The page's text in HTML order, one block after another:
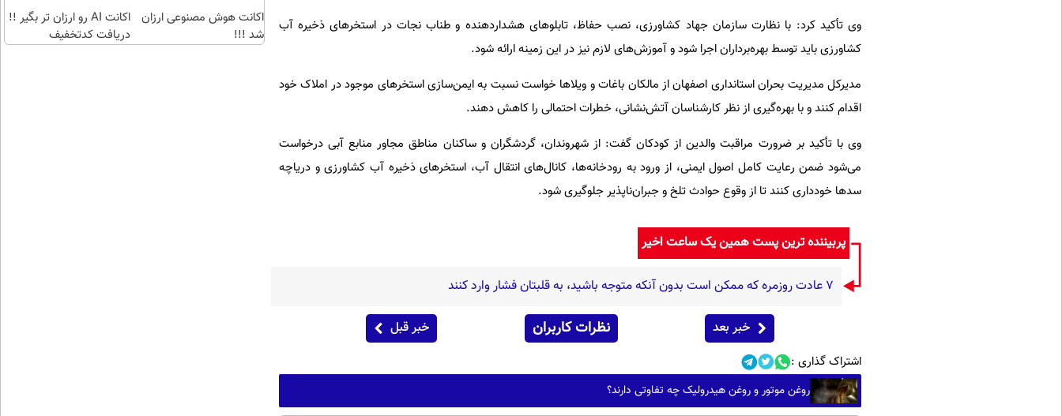
وی تأکید کرد: با نظارت سازمان جهاد کشاورزی، نصب حفاظ، تابلوهای هشداردهنده و طناب نجات در استخرهای ذخیره آب
کشاورزی باید توسط بهره‌برداران اجرا شود و آموزش‌های لازم نیز در این زمینه ارائه شود.
مدیرکل مدیریت بحران استانداری اصفهان از مالکان باغات و ویلاها خواست نسبت به ایمن‌سازی استخرهای موجود در املاک خود
اقدام کنند و با بهره‌گیری از نظر کارشناسان آتش‌نشانی، خطرات احتمالی را کاهش دهند.
وی با تأکید بر ضرورت مراقبت والدین از کودکان گفت: از شهروندان، گردشگران و ساکنان مناطق مجاور منابع آبی درخواست
می‌شود ضمن رعایت کامل اصول ایمنی، از ورود به رودخانه‌ها، کانال‌های انتقال آب، استخرهای ذخیره آب کشاورزی و دریاچه
سدها خودداری کنند تا از وقوع حوادث تلخ و جبران‌ناپذیر جلوگیری شود.
پربیننده ترین پست همین یک ساعت اخیر
۷ عادت روزمره که ممکن است بدون آنکه متوجه باشید، به قلبتان فشار وارد کنند
خبر بعد نظرات کاربران خبر قبل
اشتراک گذاری :
روغن موتور و روغن هیدرولیک چه تفاوتی دارند؟
اکانت هوش مصنوعی ارزان
شد !!!
اکانت AI رو ارزان تر بگیر !!
دریافت کدتخفیف